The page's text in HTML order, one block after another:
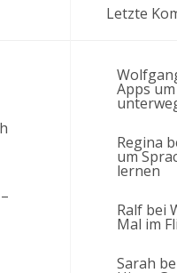
Letzte
Apps
Regina
um
lernen
Ralf bei
Mal im
Sarah